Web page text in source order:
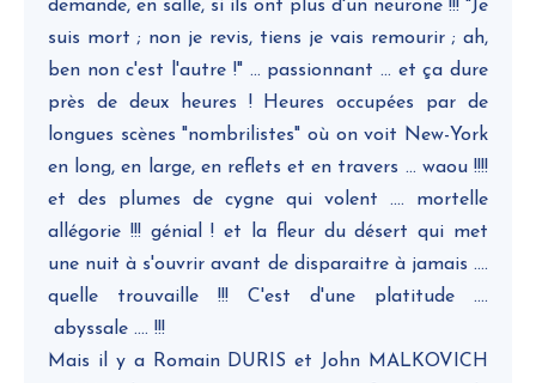
demande, en salle, si ils ont plus d'un neurone !!! "Je
suis mort ; non je revis, tiens je vais remourir ; ah,
ben non c'est l'autre !" ... passionnant ... et ça dure
près de deux heures ! Heures occupées par de
longues scènes "nombrilistes" où on voit New-York
en long, en large, en reflets et en travers ... waou !!!!
et des plumes de cygne qui volent .... mortelle
allégorie !!! génial ! et la fleur du désert qui met
une nuit à s'ouvrir avant de disparaitre à jamais ....
quelle trouvaille !!! C'est d'une platitude ....
abyssale .... !!!
Mais il y a Romain DURIS et John MALKOVICH